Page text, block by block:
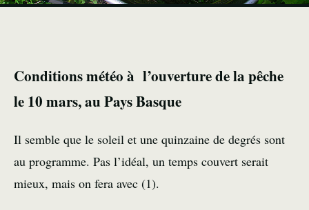
Conditions météo à l’ouverture de la pêche
le 10 mars, au Pays Basque
Il semble que le soleil et une quinzaine de degrés sont
au programme. Pas l’idéal, un temps couvert serait
mieux, mais on fera avec (1).